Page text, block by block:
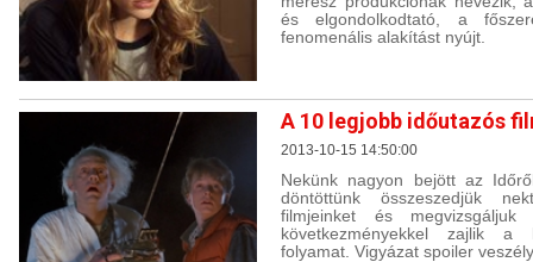
és elgondolkodtató, a
fenomenális alakítást nyújt.
A 10 legjobb időutazós
2013-10-15 14:50:00
Nekünk nagyon bejött az
döntöttünk összeszedjük
filmjeinket és
következményekkel zajlik a
folyamat. Vigyázat spoiler